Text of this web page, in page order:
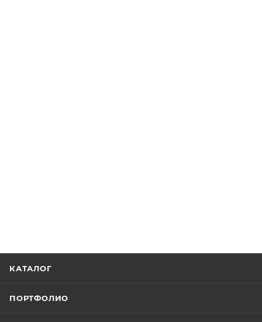
КАТАЛОГ
ПОРТФОЛИО